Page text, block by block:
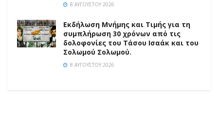
8 ΑΥΓΟΎΣΤΟΥ 2026
Εκδήλωση Μνήμης και Τιμής για τη
συμπλήρωση 30 χρόνων από τις
δολοφονίες του Τάσου Ισαάκ και του
Σολωμού Σολωμού.
8 ΑΥΓΟΎΣΤΟΥ 2026